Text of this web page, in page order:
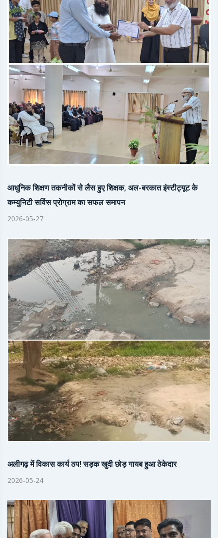
आधुनिक शिक्षण तकनीकों से लैस हुए शिक्षक, अल-बरकात इंस्टीट्यूट के
कम्युनिटी सर्विस प्रोग्राम का सफल समापन
2026-05-27
अलीगढ़ में विकास कार्य ठप! सड़क खुदी छोड़ गायब हुआ ठेकेदार
2026-05-24